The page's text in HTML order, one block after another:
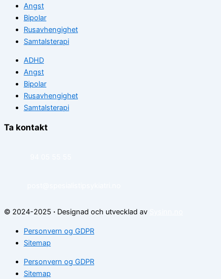
Angst
Bipolar
Rusavhengighet
Samtalsterapi
ADHD
Angst
Bipolar
Rusavhengighet
Samtalsterapi
Ta kontakt
© 2024-2025 · Designad och utvecklad av
Personvern og GDPR
Sitemap
Personvern og GDPR
Sitemap